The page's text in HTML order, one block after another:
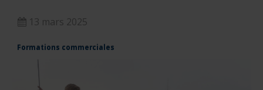
13 mars 2025
Formations commerciales